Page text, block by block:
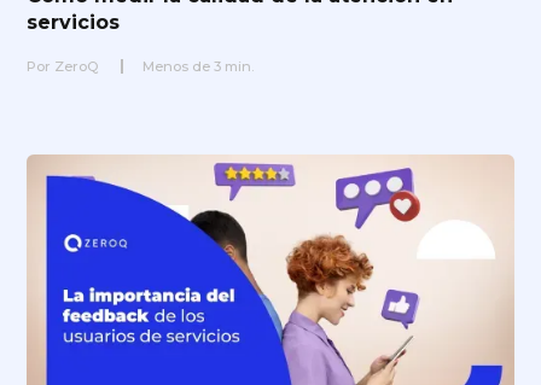
servicios
Por ZeroQ Menos de 3 min.